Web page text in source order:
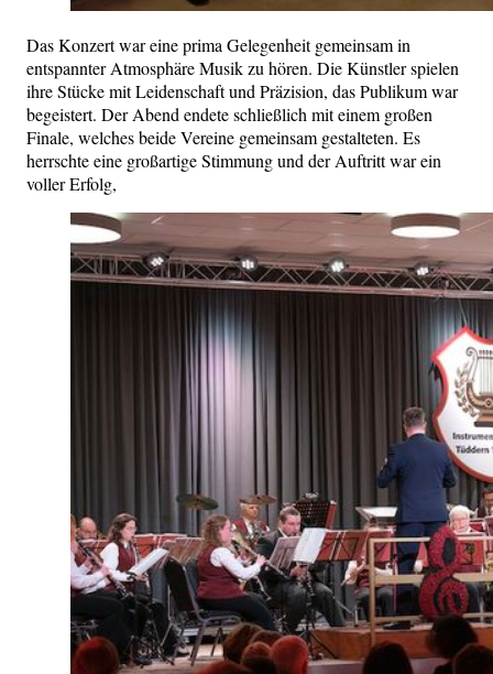
Das Konzert war eine prima Gelegenheit gemeinsam in
entspannter Atmosphäre Musik zu hören. Die Künstler spielen
ihre Stücke mit Leidenschaft und Präzision, das Publikum war
begeistert. Der Abend endete schließlich mit einem großen
Finale, welches beide Vereine gemeinsam gestalteten. Es
herrschte eine großartige Stimmung und der Auftritt war ein
voller Erfolg,